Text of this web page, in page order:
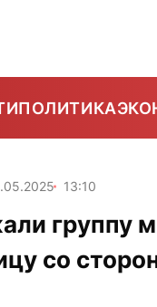
ПОЛИТИКА
13:10
группу
со